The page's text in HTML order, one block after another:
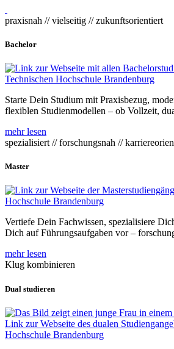
praxisnah // vielseitig // zukunftsorientiert
Bachelor
Starte Dein Studium mit Praxisbezug,
flexiblen Studienmodellen – ob Vollzeit,
mehr lesen
spezialisiert // forschungsnah //
Master
Vertiefe Dein Fachwissen, spezialisiere
Dich auf Führungsaufgaben vor –
mehr lesen
Klug kombinieren
Dual studieren